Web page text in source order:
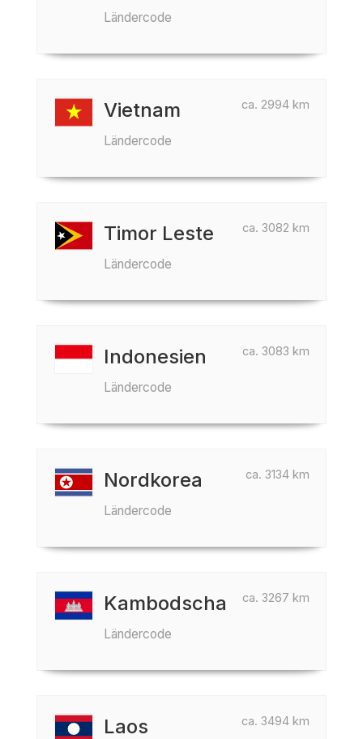
Ländercode
ca. 2994 km
Vietnam
Ländercode
ca. 3082 km
Timor Leste
Ländercode
ca. 3083 km
Indonesien
Ländercode
ca. 3134 km
Nordkorea
Ländercode
ca. 3267 km
Kambodscha
Ländercode
ca. 3494 km
Laos